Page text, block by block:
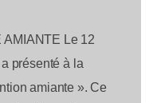
AMIANTE Le 12
présenté à la
amiante ». Ce